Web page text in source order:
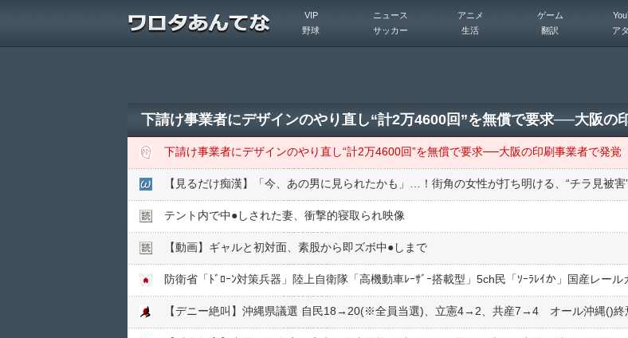
VIP ニュース アニメ ゲーム
野球
サッカー 生活 翻訳 ア
下請け事業者にデザインのやり直し“計2万4600回”を無償で要求──大阪
下請け事業者にデザインのやり直し“計2万4600回”を無償で要求──大阪の印刷事業者で発
【見るだけ痴漢】「今、あの男に見られたかも」…！街角の女性が打ち明ける、“チラ見被害
テント内で中●︎しされた妻、衝撃的寝取られ映像
【動画】ギャルと初対面、素股から即ズボ中●︎しまで